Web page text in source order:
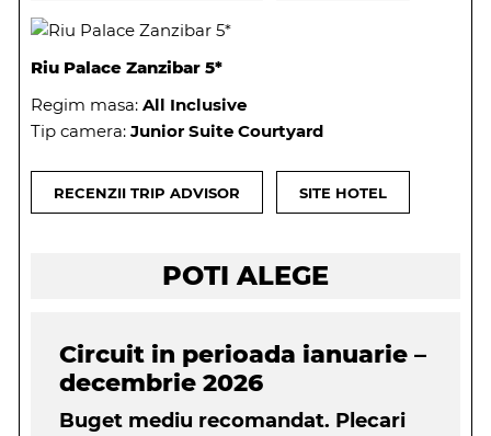
Riu Palace Zanzibar 5*
Regim masa: All Inclusive
Tip camera: Junior Suite Courtyard
RECENZII TRIP ADVISOR SITE HOTEL
POTI ALEGE
Circuit in perioada ianuarie –
decembrie 2026
Buget mediu recomandat. Plecari